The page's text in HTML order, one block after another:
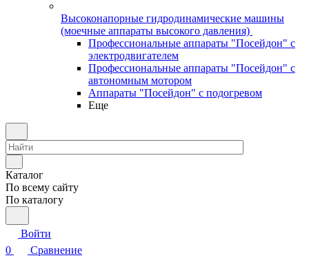
Высоконапорные гидродинамические машины
(моечные аппараты высокого давления)
Профессиональные аппараты "Посейдон" с
электродвигателем
Профессиональные аппараты "Посейдон" с
автономным мотором
Аппараты "Посейдон" с подогревом
Еще
Каталог
По всему сайту
По каталогу
Войти
0
Сравнение